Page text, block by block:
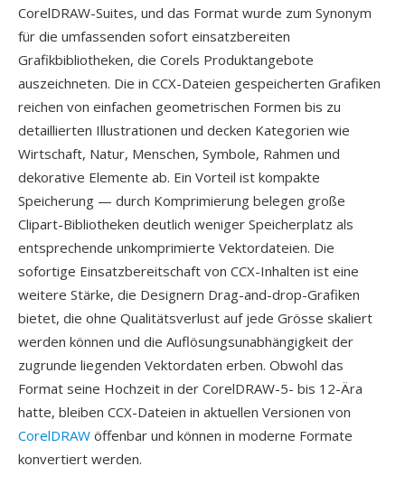
CorelDRAW-Suites, und das Format wurde zum Synonym
für die umfassenden sofort einsatzbereiten
Grafikbibliotheken, die Corels Produktangebote
auszeichneten. Die in CCX-Dateien gespeicherten Grafiken
reichen von einfachen geometrischen Formen bis zu
detaillierten Illustrationen und decken Kategorien wie
Wirtschaft, Natur, Menschen, Symbole, Rahmen und
dekorative Elemente ab. Ein Vorteil ist kompakte
Speicherung — durch Komprimierung belegen große
Clipart-Bibliotheken deutlich weniger Speicherplatz als
entsprechende unkomprimierte Vektordateien. Die
sofortige Einsatzbereitschaft von CCX-Inhalten ist eine
weitere Stärke, die Designern Drag-and-drop-Grafiken
bietet, die ohne Qualitätsverlust auf jede Grösse skaliert
werden können und die Auflösungsunabhängigkeit der
zugrunde liegenden Vektordaten erben. Obwohl das
Format seine Hochzeit in der CorelDRAW-5- bis 12-Ära
hatte, bleiben CCX-Dateien in aktuellen Versionen von
CorelDRAW öffenbar und können in moderne Formate
konvertiert werden.